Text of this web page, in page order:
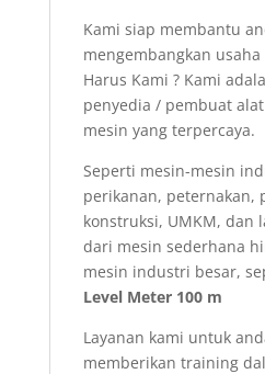
Kami siap membantu
mengembangkan
Harus Kami ? Kami
penyedia / pembuat
mesin yang terpercaya.
Seperti mesin-mesin
perikanan, peternakan,
konstruksi, UMKM, dan
dari mesin sederhana
mesin industri besar,
Level Meter 100 m
Layanan kami untuk
memberikan training